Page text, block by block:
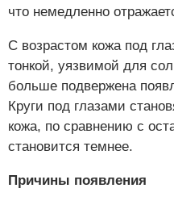
что немедленно
С возрастом кожа под
тонкой, уязвимой для
больше подвержена
Круги под глазами
кожа, по сравнению с
становится темнее.
Причины появления